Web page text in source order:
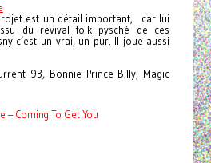
est un détail important, car lui
du revival folk pysché de ces
c’est un vrai, un pur. Il joue aussi
93, Bonnie Prince Billy, Magic
– Coming To Get You